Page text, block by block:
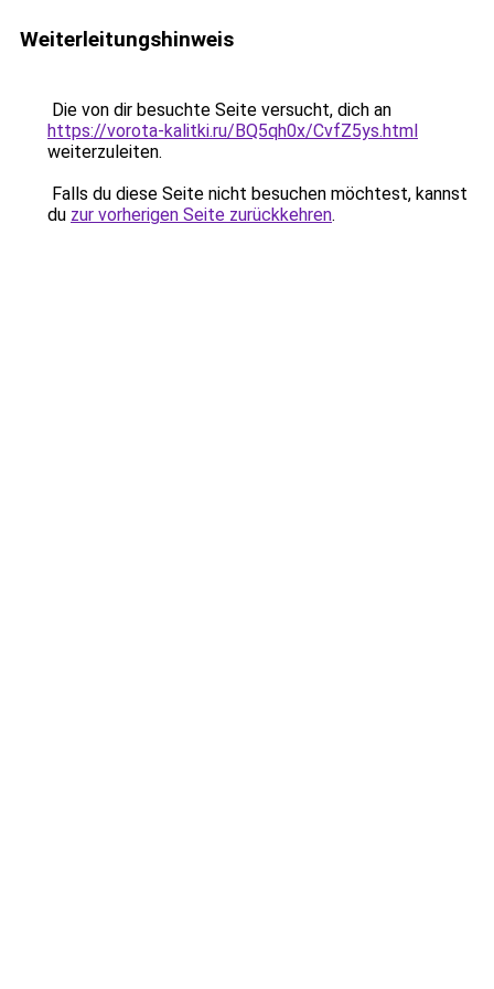
Weiterleitungshinweis
Die von dir besuchte Seite versucht, dich an
https://vorota-kalitki.ru/BQ5qh0x/CvfZ5ys.html
weiterzuleiten.
Falls du diese Seite nicht besuchen möchtest, kannst
du zur vorherigen Seite zurückkehren.